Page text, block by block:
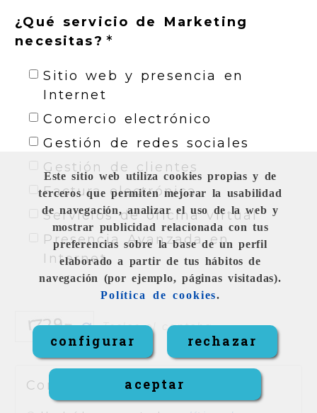
Este sitio web utiliza cookies propias y de
terceros que permiten mejorar la usabilidad
de navegación, analizar el uso de la web y
mostrar publicidad relacionada con tus
preferencias sobre la base de un perfil
elaborado a partir de tus hábitos de
navegación (por ejemplo, páginas visitadas).
Política de cookies.
configurar rechazar
aceptar
¿Qué servicio de Marketing
necesitas?
Sitio web y presencia en
Internet
Comercio electrónico
Gestión de redes sociales
Gestión de clientes
Factura electrónica
Servicios de oficina virtual
Presencia Avanzada en
Internet
Condiciones legales